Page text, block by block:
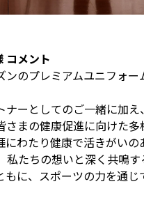
コメント
のプレミアムユニフォ
ーとしてのご一緒に加
まの健康促進に向けた
わたり健康で活きがい
たちの想いと深く共鳴す
に、スポーツの力を通